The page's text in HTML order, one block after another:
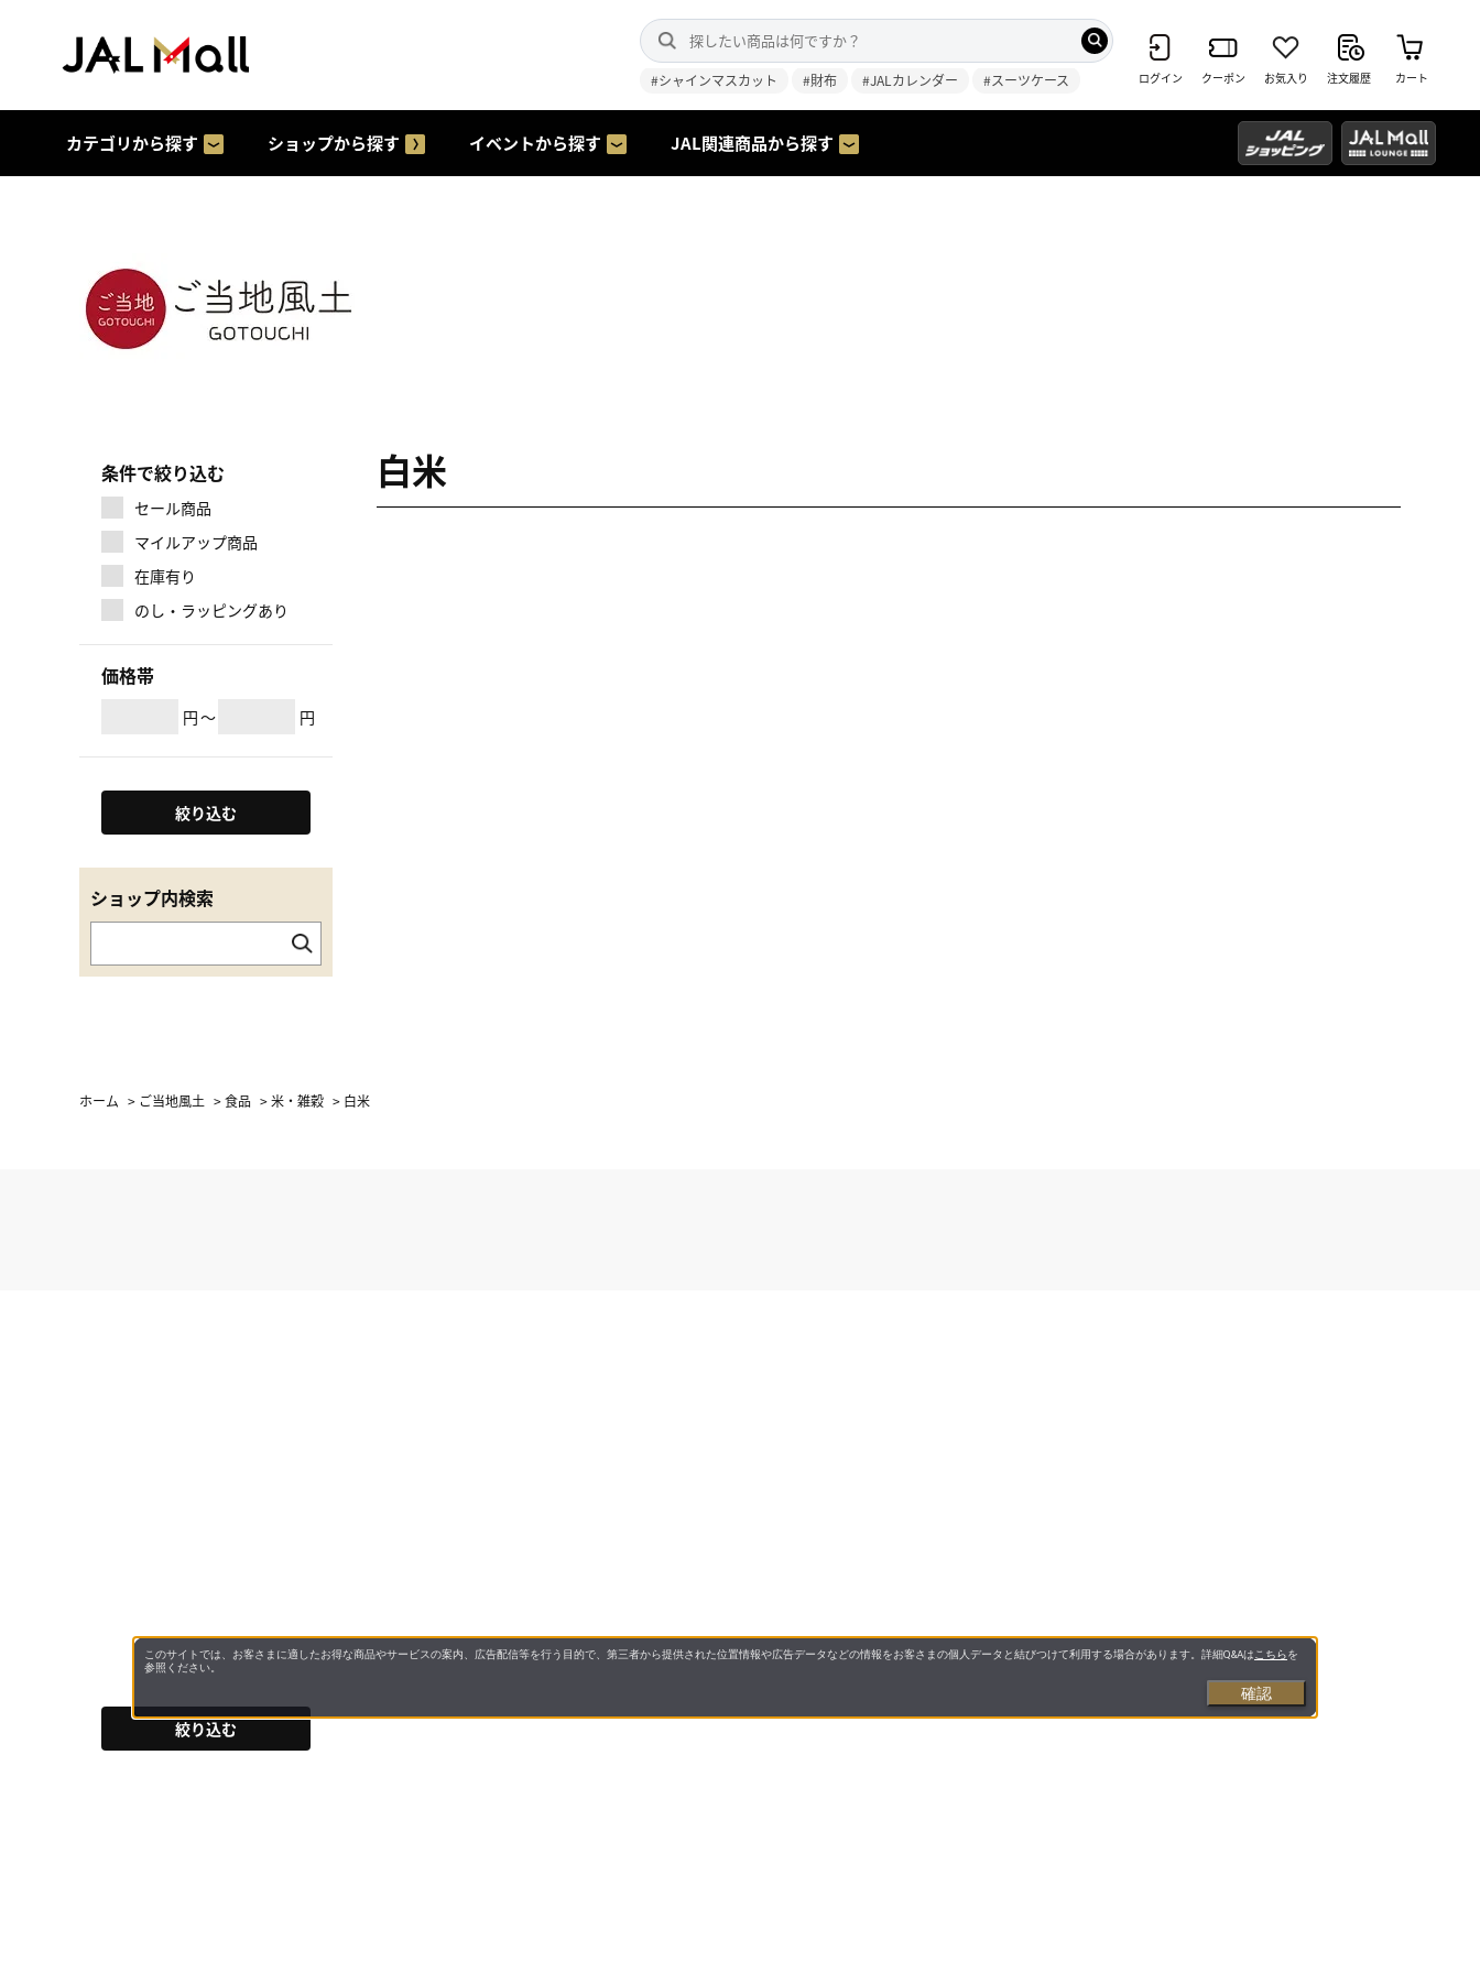
#シャインマスカット #財布 #JALカレンダー #スーツケース ログイン クーポン お気入り 注文履歴 カート
カテゴリから探す ショップから探す イベントから探す JAL関連商品から探す
絞り込む
マイルアップ商品
条件で絞り込む
セール商品
在庫有り
のし・ラッピングあり
価格帯
円～ 円
絞り込む
ショップ内検索
白米
ホーム > ご当地風土 >食品 >米・雑穀 > 白米
このサイトでは、お客さまに適したお得な商品やサービスの案内、広告配信等を行う目的で、第三者から提供された位置情報や広告データなどの情報をお客さまの個人データと結びつけて利用する場合があります。詳細Q&Aは こちらを
参照ください。
確認